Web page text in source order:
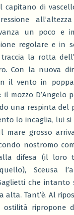
capitano di
un poco e
regolare e in
la rotta
Con la nuova
il vento in
il mozzo D’Angelo
una respinta del
lo incaglia, lui
mare grosso
nostromo
difesa (il loro
Sceusa
che
alta. Tant’è. Al
ostilità ripropone